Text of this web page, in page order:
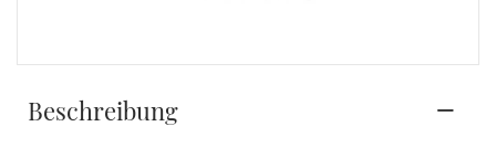
Beschreibung